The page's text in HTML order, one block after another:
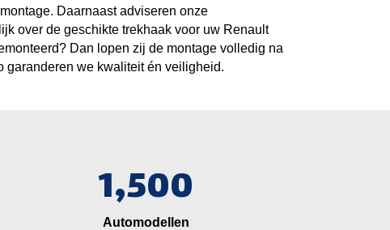
Daarnaast adviseren onze
over de geschikte trekhaak voor uw Renault
Dan lopen zij de montage volledig na
garanderen we kwaliteit én veiligheid.
1,500
Automodellen